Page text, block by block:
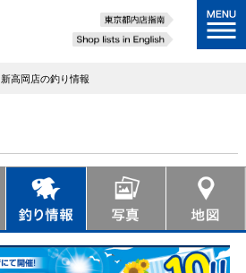
新高岡店の釣り情報